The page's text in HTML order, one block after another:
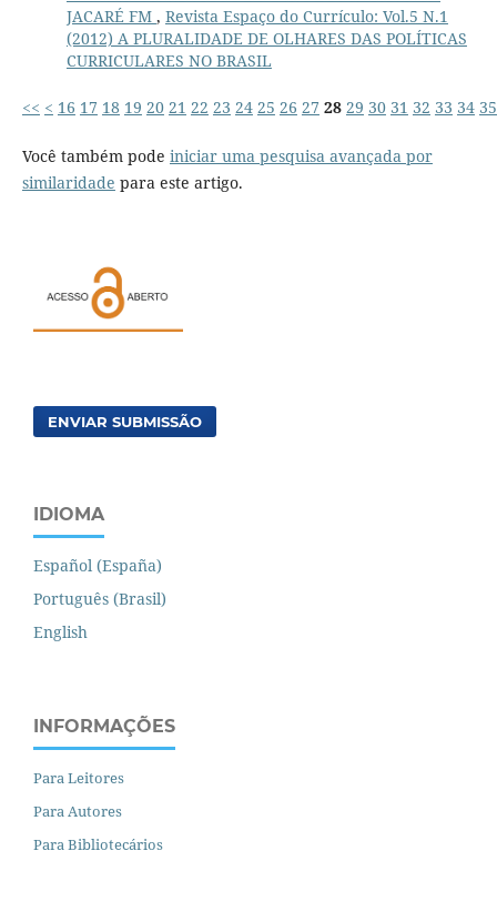
JACARÉ FM , Revista Espaço do Currículo: Vol.5 N.1
(2012) A PLURALIDADE DE OLHARES DAS POLÍTICAS
CURRICULARES NO BRASIL
<< < 16 17 18 19 20 21 22 23 24 25 26 27 28 29 30 31 32 33 34 35
Você também pode iniciar uma pesquisa avançada por
similaridade para este artigo.
ENVIAR SUBMISSÃO
IDIOMA
Español (España)
Português (Brasil)
English
INFORMAÇÕES
Para Leitores
Para Autores
Para Bibliotecários